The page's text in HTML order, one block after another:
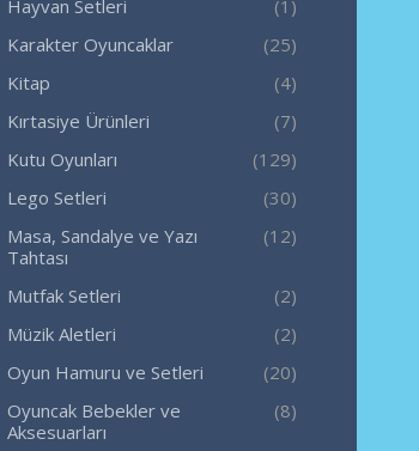
Hayvan Setleri
(1)
Karakter Oyuncaklar
(25)
Kitap
(4)
Kırtasiye Ürünleri
(7)
Kutu Oyunları
(129)
Lego Setleri
(30)
Masa, Sandalye ve Yazı
Tahtası
(12)
Mutfak Setleri
(2)
Müzik Aletleri
(2)
Oyun Hamuru ve Setleri
(20)
Oyuncak Bebekler ve
Aksesuarları
(8)